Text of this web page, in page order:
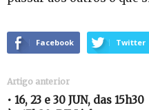
Facebook Twitter
Artigo anterior
• 16, 23 e 30 JUN, das 15h30